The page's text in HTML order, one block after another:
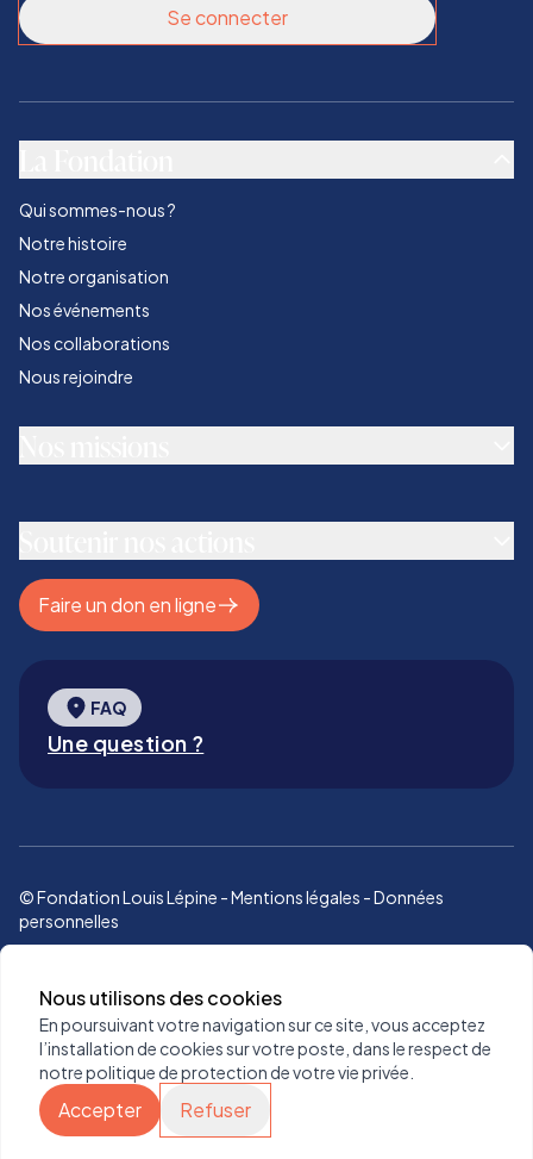
Nous utilisons des cookies
En poursuivant votre navigation sur ce site, vous acceptez
l’installation de cookies sur votre poste, dans le respect de
notre politique de protection de votre vie privée.
Accepter Refuser
Se connecter
Qui sommes-nous ?
Notre histoire
Notre organisation
Nos événements
Nos collaborations
Nous rejoindre
Faire un don en ligne
FAQ
Une question ?
Accéder à la FAQ
© Fondation Louis Lépine -Mentions légales -Données
personnelles